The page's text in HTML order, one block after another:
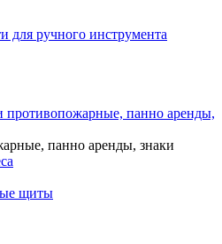
для ручного инструмента
противопожарные, панно аренды,
панно аренды, знаки
щиты